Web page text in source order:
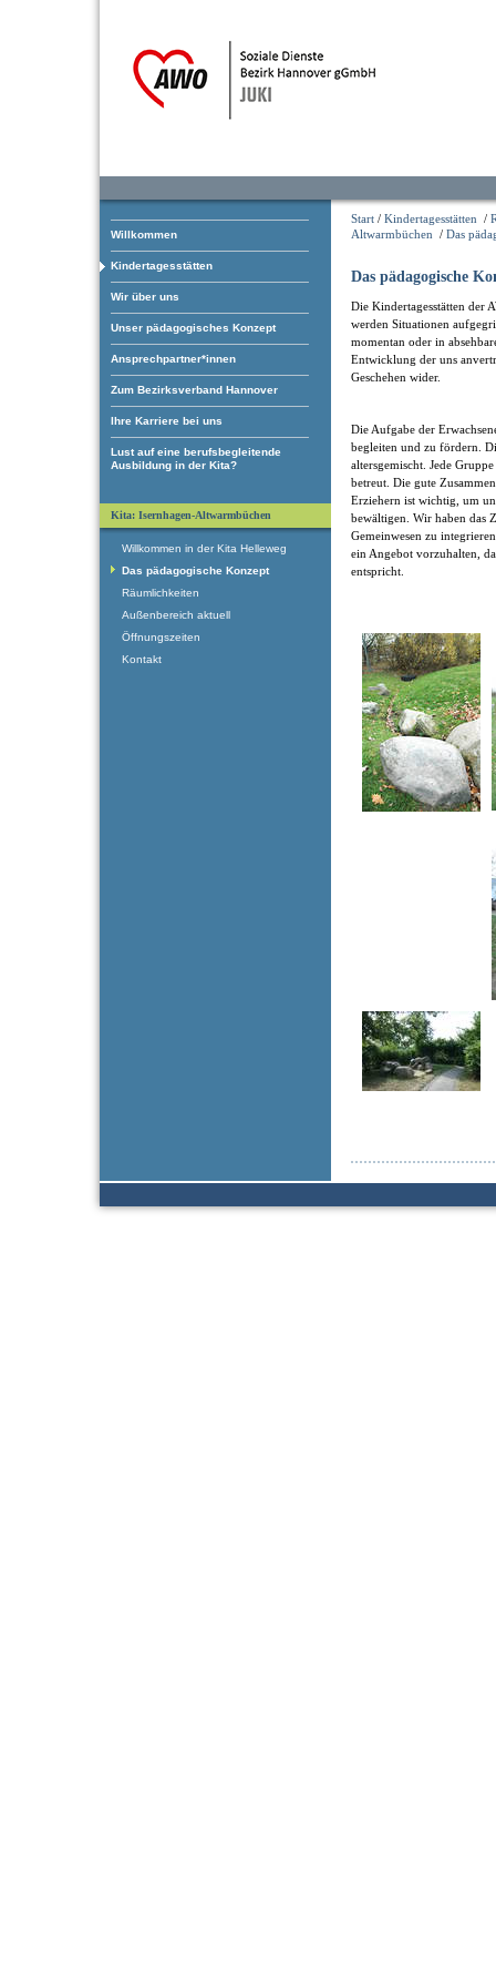
Willkommen
Kindertagesstätten
Wir über uns
Unser pädagogisches Konzept
Ansprechpartner*innen
Zum Bezirksverband Hannover
Ihre Karriere bei uns
Lust auf eine berufsbegleitende
Ausbildung in der Kita?
Start / Kindertagesstätten /
Altwarmbüchen / Das
Das pädagogische
Die Kindertagesstätten der
werden Situationen
momentan oder in
Entwicklung der uns
Geschehen wider.
Die Aufgabe der
begleiten und zu fördern.
altersgemischt. Jede
betreut. Die gute
Erziehern ist wichtig, um
bewältigen. Wir haben das
Gemeinwesen zu
ein Angebot vorzuhalten,
entspricht.
Kita: Isernhagen-Altwarmbüchen
Willkommen in der Kita Helleweg
Das pädagogische Konzept
Räumlichkeiten
Außenbereich aktuell
Öffnungszeiten
Kontakt